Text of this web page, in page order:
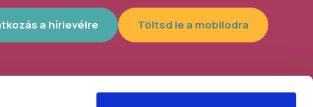
a hírlevélre Töltsd le a mobilodra